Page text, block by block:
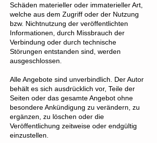
Schäden materieller oder immaterieller Art,
welche aus dem Zugriff oder der Nutzung
bzw. Nichtnutzung der veröffentlichten
Informationen, durch Missbrauch der
Verbindung oder durch technische
Störungen entstanden sind, werden
ausgeschlossen.
Alle Angebote sind unverbindlich. Der Autor
behält es sich ausdrücklich vor, Teile der
Seiten oder das gesamte Angebot ohne
besondere Ankündigung zu verändern, zu
ergänzen, zu löschen oder die
Veröffentlichung zeitweise oder endgültig
einzustellen.